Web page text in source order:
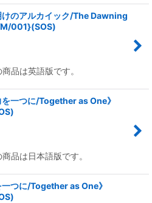
のアルカイック/The Dawning
001}(SOS)
品は英語版です。
一つに/Together as One》
品は日本語版です。
つに/Together as One》